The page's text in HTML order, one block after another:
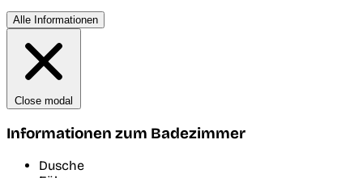
Alle Informationen
Close modal
Informationen zum Badezimmer
Dusche